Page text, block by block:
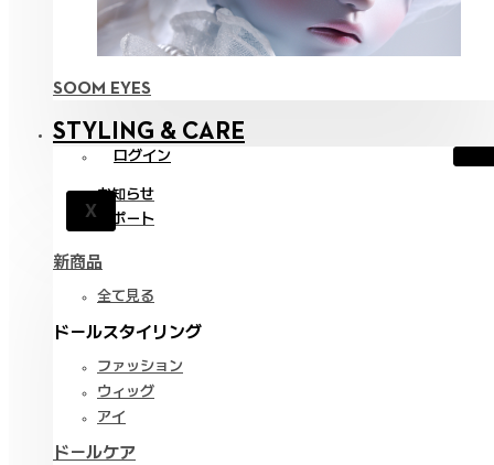
SOOM EYES
STYLING & CARE
ログイン
X
お知らせ
サポート
新商品
全て見る
ドールスタイリング
ファッション
ウィッグ
アイ
ドールケア